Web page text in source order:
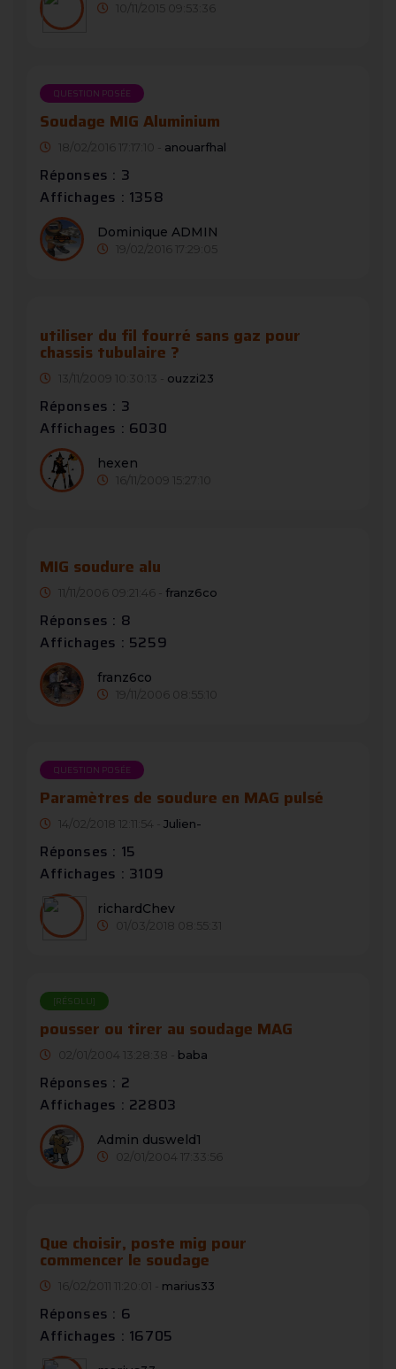
10/11/2015 09:53:36
QUESTION POSÉE
Soudage MIG Aluminium
18/02/2016 17:17:10 - anouarfhal
Réponses : 3
Affichages : 1358
Dominique ADMIN
19/02/2016 17:29:05
utiliser du fil fourré sans gaz pour
chassis tubulaire ?
13/11/2009 10:30:13 - ouzzi23
Réponses : 3
Affichages : 6030
hexen
16/11/2009 15:27:10
MIG soudure alu
11/11/2006 09:21:46 - franz6co
Réponses : 8
Affichages : 5259
franz6co
19/11/2006 08:55:10
QUESTION POSÉE
Paramètres de soudure en MAG pulsé
14/02/2018 12:11:54 - Julien-
Réponses : 15
Affichages : 3109
richardChev
01/03/2018 08:55:31
[RÉSOLU]
pousser ou tirer au soudage MAG
02/01/2004 13:28:38 - baba
Réponses : 2
Affichages : 22803
Admin dusweld1
02/01/2004 17:33:56
Que choisir, poste mig pour
commencer le soudage
16/02/2011 11:20:01 - marius33
Réponses : 6
Affichages : 16705